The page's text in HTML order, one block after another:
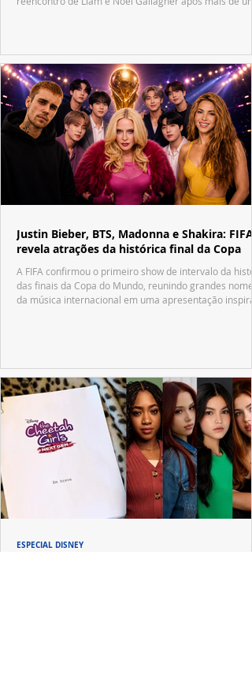
Justin Bieber, BTS, Madonna e Shakira: FIFA
revela atrações da histórica final da Copa
A FIFA confirmou o primeiro show de intervalo da
das finais da Copa do Mundo, reunindo grandes nomes
da música internacional em uma apresentação
ESPECIAL DISNEY